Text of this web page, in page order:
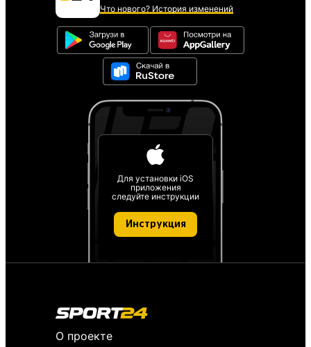
Что нового? История изменений
Для установки iOS
приложения
следуйте инструкции
Инструкция
О проекте